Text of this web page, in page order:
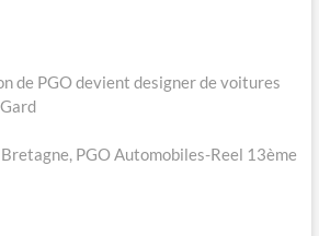
de PGO devient designer de voitures
PGO Automobiles-Reel 13ème